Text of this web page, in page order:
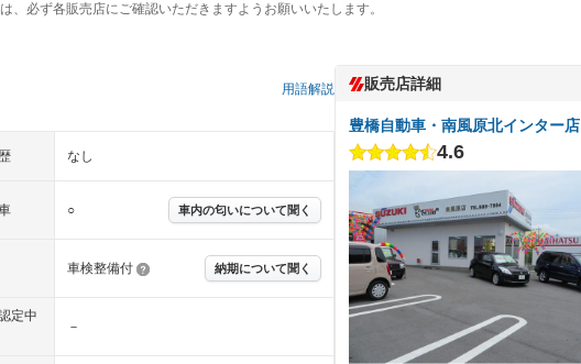
必ず各販売店にご確認いただきますようお願いいたします。
用語解説
なし
○ 車内の匂いについて聞く
車検整備付 納期について聞く
定中
－
販売店詳細
豊橋自動車・南風原北インター店
4.6